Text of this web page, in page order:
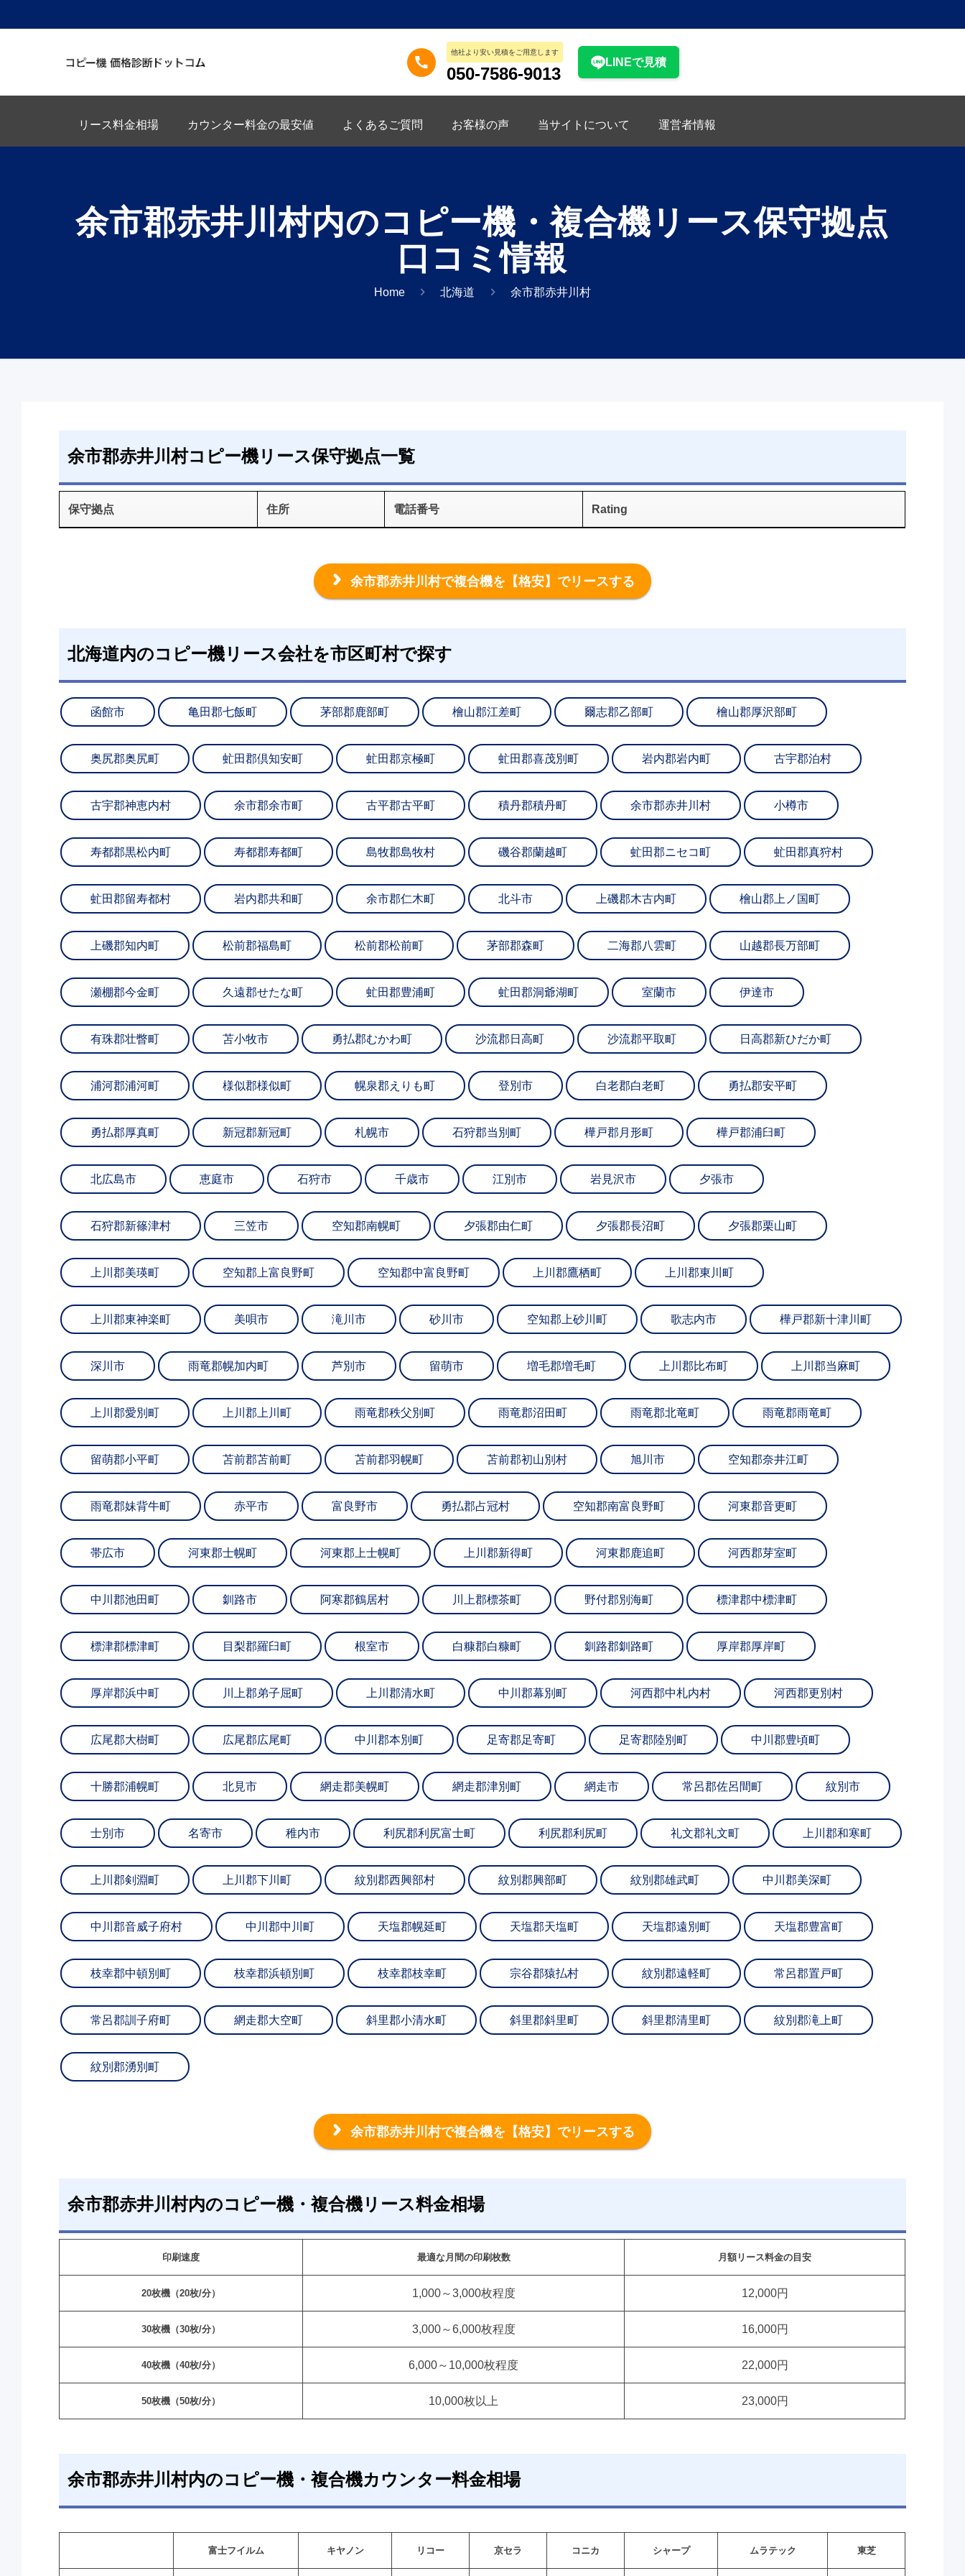
他社より安い見積をご用意します
050-7586-9013
LINEで見積
リース料金相場 カウンター料金の最安値 よくあるご質問 お客様の声 当サイトについて 運営者情報
余市郡赤井川村内のコピー機・複合機リース保守拠点
口コミ情報
Home 北海道 余市郡赤井川村
余市郡赤井川村コピー機リース保守拠点一覧
保守拠点 住所 電話番号 Rating
余市郡赤井川村で複合機を 【格安】でリースする
北海道内のコピー機リース会社を市区町村で探す
函館市 亀田郡七飯町 茅部郡鹿部町 檜山郡江差町 爾志郡乙部町 檜山郡厚沢部町
奥尻郡奥尻町 虻田郡倶知安町 虻田郡京極町 虻田郡喜茂別町 岩内郡岩内町 古宇郡泊村
古宇郡神恵内村 余市郡余市町 古平郡古平町 積丹郡積丹町 余市郡赤井川村 小樽市
寿都郡黒松内町 寿都郡寿都町 島牧郡島牧村 磯谷郡蘭越町 虻田郡ニセコ町 虻田郡真狩村
虻田郡留寿都村 岩内郡共和町 余市郡仁木町 北斗市 上磯郡木古内町 檜山郡上ノ国町
上磯郡知内町 松前郡福島町 松前郡松前町 茅部郡森町 二海郡八雲町 山越郡長万部町
瀬棚郡今金町 久遠郡せたな町 虻田郡豊浦町 虻田郡洞爺湖町 室蘭市 伊達市
有珠郡壮瞥町 苫小牧市 勇払郡むかわ町 沙流郡日高町 沙流郡平取町 日高郡新ひだか町
浦河郡浦河町 様似郡様似町 幌泉郡えりも町 登別市 白老郡白老町 勇払郡安平町
勇払郡厚真町 新冠郡新冠町 札幌市 石狩郡当別町 樺戸郡月形町 樺戸郡浦臼町
北広島市 恵庭市 石狩市 千歳市 江別市 岩見沢市 夕張市
石狩郡新篠津村 三笠市 空知郡南幌町 夕張郡由仁町 夕張郡長沼町 夕張郡栗山町
上川郡美瑛町 空知郡上富良野町 空知郡中富良野町 上川郡鷹栖町 上川郡東川町
上川郡東神楽町 美唄市 滝川市 砂川市 空知郡上砂川町 歌志内市 樺戸郡新十津川町
深川市 雨竜郡幌加内町 芦別市 留萌市 増毛郡増毛町 上川郡比布町 上川郡当麻町
上川郡愛別町 上川郡上川町 雨竜郡秩父別町 雨竜郡沼田町 雨竜郡北竜町 雨竜郡雨竜町
留萌郡小平町 苫前郡苫前町 苫前郡羽幌町 苫前郡初山別村 旭川市 空知郡奈井江町
雨竜郡妹背牛町 赤平市 富良野市 勇払郡占冠村 空知郡南富良野町 河東郡音更町
帯広市 河東郡士幌町 河東郡上士幌町 上川郡新得町 河東郡鹿追町 河西郡芽室町
中川郡池田町 釧路市 阿寒郡鶴居村 川上郡標茶町 野付郡別海町 標津郡中標津町
標津郡標津町 目梨郡羅臼町 根室市 白糠郡白糠町 釧路郡釧路町 厚岸郡厚岸町
厚岸郡浜中町 川上郡弟子屈町 上川郡清水町 中川郡幕別町 河西郡中札内村 河西郡更別村
広尾郡大樹町 広尾郡広尾町 中川郡本別町 足寄郡足寄町 足寄郡陸別町 中川郡豊頃町
十勝郡浦幌町 北見市 網走郡美幌町 網走郡津別町 網走市 常呂郡佐呂間町 紋別市
士別市 名寄市 稚内市 利尻郡利尻富士町 利尻郡利尻町 礼文郡礼文町 上川郡和寒町
上川郡剣淵町 上川郡下川町 紋別郡西興部村 紋別郡興部町 紋別郡雄武町 中川郡美深町
中川郡音威子府村 中川郡中川町 天塩郡幌延町 天塩郡天塩町 天塩郡遠別町 天塩郡豊富町
枝幸郡中頓別町 枝幸郡浜頓別町 枝幸郡枝幸町 宗谷郡猿払村 紋別郡遠軽町 常呂郡置戸町
常呂郡訓子府町 網走郡大空町 斜里郡小清水町 斜里郡斜里町 斜里郡清里町 紋別郡滝上町
紋別郡湧別町
余市郡赤井川村で複合機を 【格安】でリースする
余市郡赤井川村内のコピー機・複合機リース料金相場
印刷速度 最適な月間の印刷枚数 月額リース料金の目安
20枚機（20枚/分） 1,000～3,000枚程度 12,000円
30枚機（30枚/分） 3,000～6,000枚程度 16,000円
40枚機（40枚/分） 6,000～10,000枚程度 22,000円
50枚機（50枚/分） 10,000枚以上 23,000円
余市郡赤井川村内のコピー機・複合機カウンター料金相場
富士フイルム キヤノン リコー 京セラ コニカ シャープ ムラテック 東芝